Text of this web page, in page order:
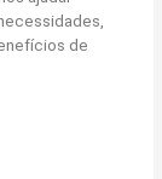
de